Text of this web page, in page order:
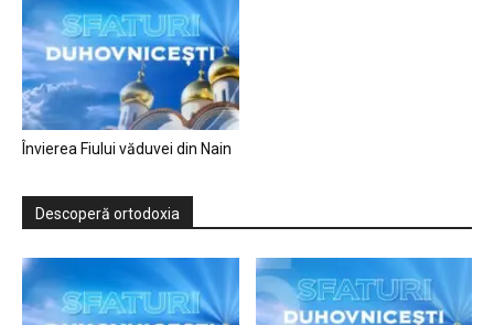
Învierea Fiului văduvei din Nain
Descoperă ortodoxia